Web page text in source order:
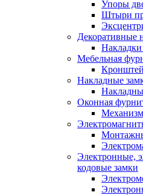
Упоры
Штыри
Декоративные
Мебельная
Накладные
Оконная
Электронные,
кодовые замки